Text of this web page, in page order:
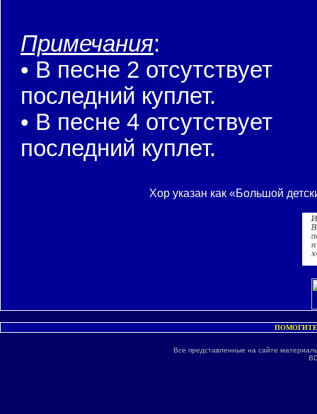
Примечания:
• В песне 2 отсутствует
последний куплет.
• В песне 4 отсутствует
последний куплет.
Хор указан как «Большой
Все представленные на сайте